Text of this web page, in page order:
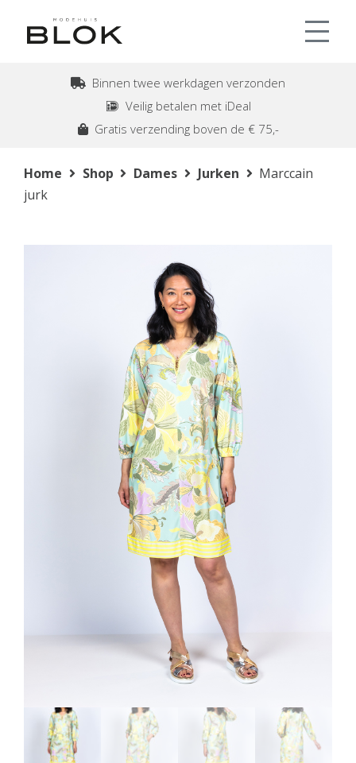
Binnen twee werkdagen verzonden
Veilig betalen met iDeal
Gratis verzending boven de € 75,-
Home Shop Dames Jurken
Marccain
jurk